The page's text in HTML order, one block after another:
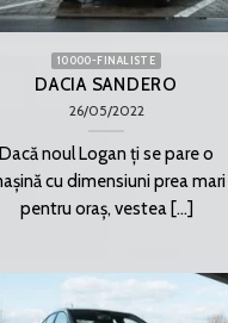
10000-FINALISTE
DACIA SANDERO
26/05/2022
Dacă noul Logan ți se pare o
cu dimensiuni prea mari
pentru oraș, vestea [...]